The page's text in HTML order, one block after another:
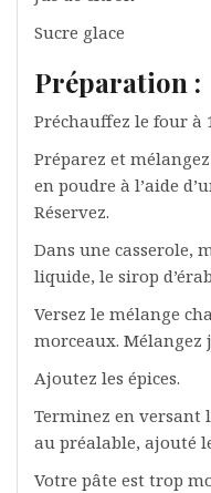
Sucre glace
Préparation :
Préchauffez le four à
Préparez et
en poudre à l’aide
Réservez.
Dans une casserole,
liquide, le sirop
Versez le mélange
morceaux. Mélangez
Ajoutez les épices.
Terminez en versant
au préalable, ajouté
Votre pâte est trop